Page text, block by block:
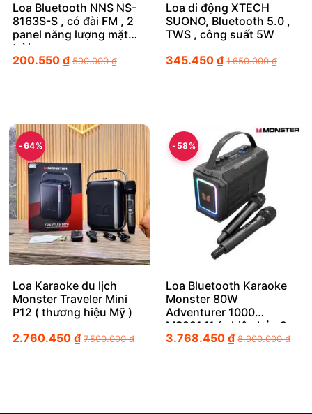
Loa Bluetooth NNS NS-
8163S-S , có đài FM , 2
panel năng lượng mặt
trời
200.550 ₫ 590.000₫
Loa di động XTECH
SUONO, Bluetooth 5.0 ,
TWS , công suất 5W
345.450₫ 1.650.000₫
-64%
Loa Karaoke du lịch
Monster Traveler Mini
P12 ( thương hiệu Mỹ )
2.760.450 ₫ 7.590.000₫
-58%
Loa Bluetooth Karaoke
Monster 80W
Adventurer 1000
MS22141 ( phiên bản 2
Mic không dây )
3.768.450₫ 8.900.000₫